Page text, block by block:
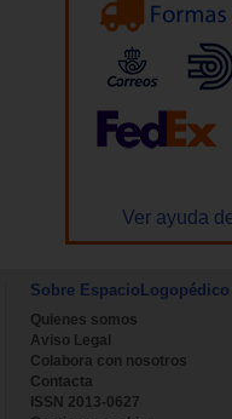
Ver ayuda
Sobre EspacioLogopédico
Quienes somos
Aviso Legal
Colabora con nosotros
Contacta
ISSN 2013-0627